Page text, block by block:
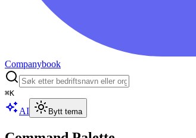
Companybook
⌘K
AI Bytt tema